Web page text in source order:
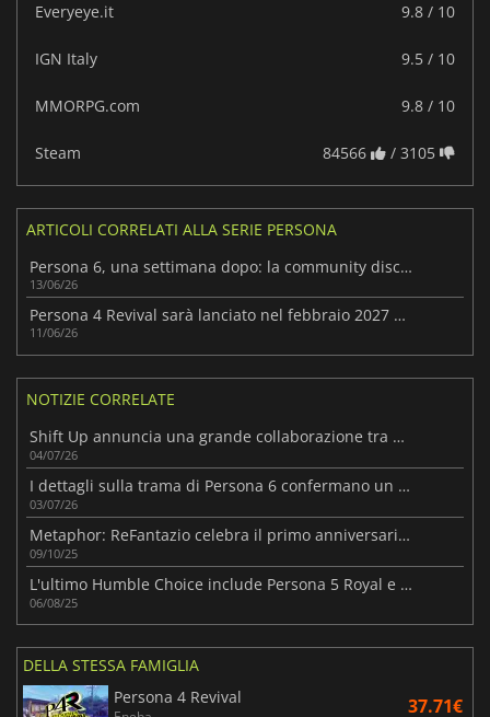
Everyeye.it 9.8 / 10
IGN Italy 9.5 / 10
MMORPG.com 9.8 / 10
Steam 84566 / 3105
ARTICOLI CORRELATI ALLA SERIE PERSONA
Persona 6, una settimana dopo: la community discute
13/06/26
Persona 4 Revival sarà lanciato nel febbraio 2027 con l'avvio dei preordini
11/06/26
NOTIZIE CORRELATE
Shift Up annuncia una grande collaborazione tra NIKKE e Persona
04/07/26
I dettagli sulla trama di Persona 6 confermano un nuovo inizio per la serie
03/07/26
Metaphor: ReFantazio celebra il primo anniversario con uno speciale livestream
09/10/25
L'ultimo Humble Choice include Persona 5 Royal e altri 7 titoli
06/08/25
DELLA STESSA FAMIGLIA
Persona 4 Revival
37.71€